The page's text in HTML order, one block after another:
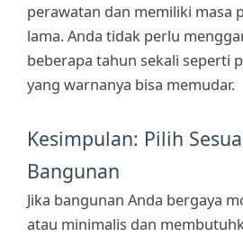
perawatan dan memiliki masa
lama. Anda tidak perlu
beberapa tahun sekali seperti
yang warnanya bisa memudar.
Kesimpulan: Pilih
Bangunan
Jika bangunan Anda bergaya
atau minimalis dan